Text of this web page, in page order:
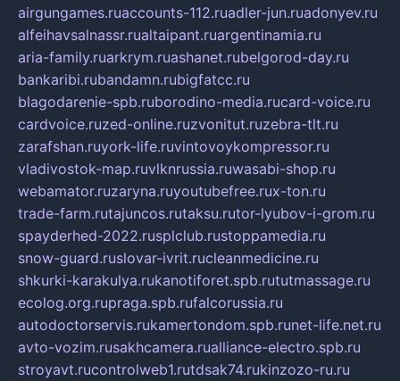
airgungames.ruaccounts-112.ruadler-jun.ruadonyev.ru
alfeihavsalnassr.rualtaipant.ruargentinamia.ru
aria-family.ruarkrym.ruashanet.rubelgorod-day.ru
bankaribi.rubandamn.rubigfatcc.ru
blagodarenie-spb.ruborodino-media.rucard-voice.ru
cardvoice.ruzed-online.ruzvonitut.ruzebra-tlt.ru
zarafshan.ruyork-life.ruvintovoykompressor.ru
vladivostok-map.ruvlknrussia.ruwasabi-shop.ru
webamator.ruzaryna.ruyoutubefree.rux-ton.ru
trade-farm.rutajuncos.rutaksu.rutor-lyubov-i-grom.ru
spayderhed-2022.rusplclub.rustoppamedia.ru
snow-guard.ruslovar-ivrit.rucleanmedicine.ru
shkurki-karakulya.rukanotiforet.spb.rututmassage.ru
ecolog.org.rupraga.spb.rufalcorussia.ru
autodoctorservis.rukamertondom.spb.runet-life.net.ru
avto-vozim.rusakhcamera.rualliance-electro.spb.ru
stroyavt.rucontrolweb1.rutdsak74.rukinzozo-ru.ru